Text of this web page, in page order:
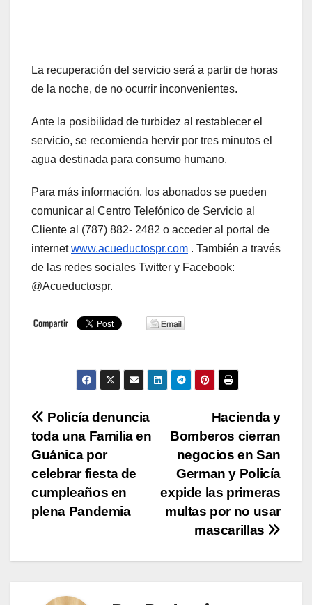
La recuperación del servicio será a partir de horas
de la noche, de no ocurrir inconvenientes.
Ante la posibilidad de turbidez al restablecer el
servicio, se recomienda hervir por tres minutos el
agua destinada para consumo humano.
Para más información, los abonados se pueden
comunicar al Centro Telefónico de Servicio al
Cliente al (787) 882- 2482 o acceder al portal de
internetwww.acueductospr.com . También a través
de las redes sociales Twitter y Facebook:
@Acueductospr.
Navegación
de
entradas
Hacienda y
Bomberos cierran
negocios en San
German y Policía
expide las primeras
multas por no usar
mascarillas
Policía denuncia
toda una Familia en
Guánica por
celebrar fiesta de
cumpleaños en
plena Pandemia